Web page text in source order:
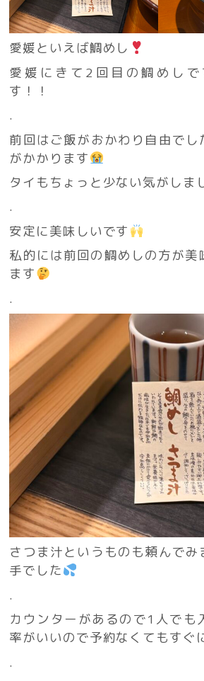
愛媛といえば鯛めし
愛媛にきて2回目の鯛めし
す！！
.
前回はご飯がおかわり自由で
がかかります
タイもちょっと少ない気がしま
.
安定に美味しいです
私的には前回の鯛めしの方が美
ます
.
さつま汁というものも頼んで
手でした
.
カウンターがあるので1人でも
率がいいので予約なくてもすぐ
.